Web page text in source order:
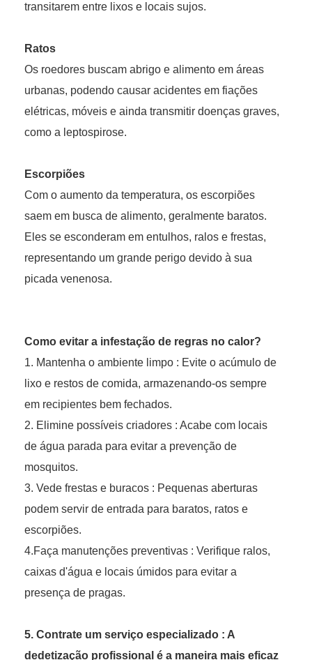
transitarem entre lixos e locais sujos.
Ratos
Os roedores buscam abrigo e alimento em áreas
urbanas, podendo causar acidentes em fiações
elétricas, móveis e ainda transmitir doenças graves,
como a leptospirose.
Escorpiões
Com o aumento da temperatura, os escorpiões
saem em busca de alimento, geralmente baratos.
Eles se esconderam em entulhos, ralos e frestas,
representando um grande perigo devido à sua
picada venenosa.
Como evitar a infestação de regras no calor?
1. Mantenha o ambiente limpo : Evite o acúmulo de
lixo e restos de comida, armazenando-os sempre
em recipientes bem fechados.
2. Elimine possíveis criadores : Acabe com locais
de água parada para evitar a prevenção de
mosquitos.
3. Vede frestas e buracos : Pequenas aberturas
podem servir de entrada para baratos, ratos e
escorpiões.
4.Faça manutenções preventivas : Verifique ralos,
caixas d'água e locais úmidos para evitar a
presença de pragas.
5. Contrate um serviço especializado : A
dedetização profissional é a maneira mais eficaz